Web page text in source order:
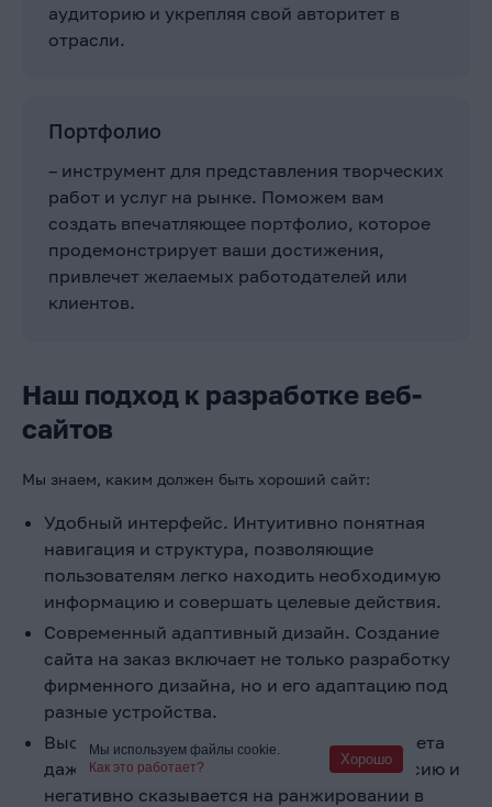
аудиторию и укрепляя свой авторитет в
отрасли.
Портфолио
– инструмент для представления творческих
работ и услуг на рынке. Поможем вам
создать впечатляющее портфолио, которое
продемонстрирует ваши достижения,
привлечет желаемых работодателей или
клиентов.
Наш подход к разработке веб-
сайтов
Мы знаем, каким должен быть хороший сайт:
Удобный интерфейс. Интуитивно понятная
навигация и структура, позволяющие
пользователям легко находить необходимую
информацию и совершать целевые действия.
Современный адаптивный дизайн. Создание
сайта на заказ включает не только разработку
фирменного дизайна, но и его адаптацию под
разные устройства.
Высокая скорость загрузки. Задержка ответа
даже в несколько секунд снижает конверсию и
негативно сказывается на ранжировании в
Мы используем файлы cookie.
Как это работает?
Хорошо